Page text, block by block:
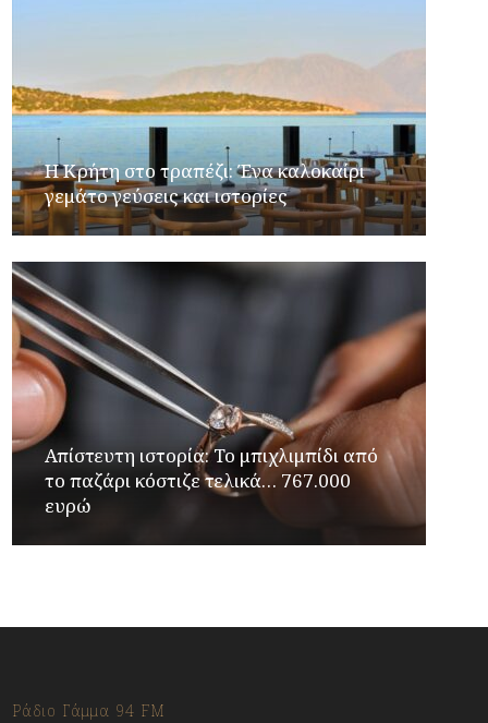
Η Κρήτη στο τραπέζι: Ένα καλοκαίρι
γεμάτο γεύσεις και ιστορίες
Απίστευτη ιστορία: Το μπιχλιμπίδι από
το παζάρι κόστιζε τελικά… 767.000
ευρώ
Ράδιο Γάμμα 94 FM